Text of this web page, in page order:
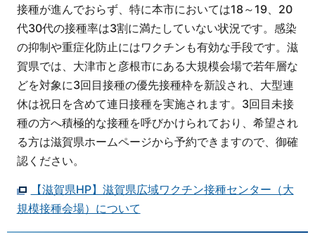
接種が進んでおらず、特に本市においては18～19、20
代30代の接種率は3割に満たしていない状況です。感染
の抑制や重症化防止にはワクチンも有効な手段です。滋
賀県では、大津市と彦根市にある大規模会場で若年層な
どを対象に3回目接種の優先接種枠を新設され、大型連
休は祝日を含めて連日接種を実施されます。3回目未接
種の方へ積極的な接種を呼びかけられており、希望され
る方は滋賀県ホームページから予約できますので、御確
認ください。
【滋賀県HP】滋賀県広域ワクチン接種センター（大
規模接種会場）について